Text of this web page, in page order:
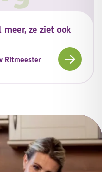
ze ziet ook
Ritmeester